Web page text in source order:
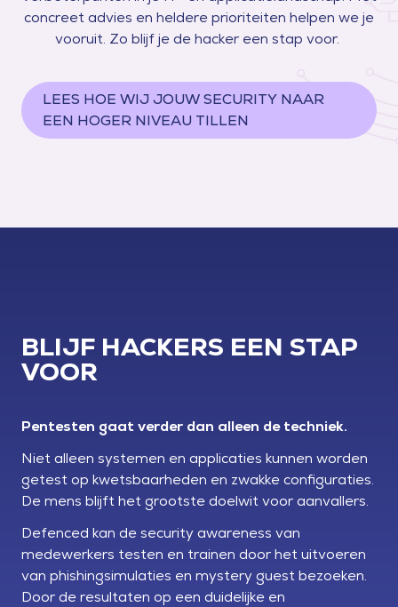
concreet advies en heldere prioriteiten helpen we je
vooruit. Zo blijf je de hacker een stap voor.
LEES HOE WIJ JOUW SECURITY NAAR
EEN HOGER NIVEAU TILLEN
BLIJF HACKERS EEN STAP
VOOR
Pentesten gaat verder dan alleen de techniek.
Niet alleen systemen en applicaties kunnen worden
getest op kwetsbaarheden en zwakke configuraties.
De mens blijft het grootste doelwit voor aanvallers.
Defenced kan de security awareness van
medewerkers testen en trainen door het uitvoeren
van phishingsimulaties en mystery guest bezoeken.
Door de resultaten op een duidelijke en